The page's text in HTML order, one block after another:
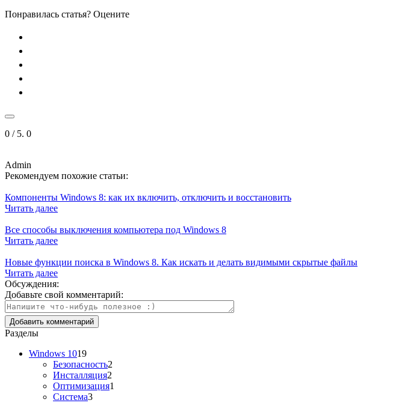
Понравилась статья? Оцените
0 / 5. 0
Admin
Рекомендуем похожие статьи:
Компоненты Windows 8: как их включить, отключить и восстановить
Читать далее
Все способы выключения компьютера под Windows 8
Читать далее
Новые функции поиска в Windows 8. Как искать и делать видимыми скрытые файлы
Читать далее
Обсуждения:
Добавьте свой комментарий:
Разделы
Windows 1019
Безопасность2
Инсталляция2
Оптимизация1
Система3